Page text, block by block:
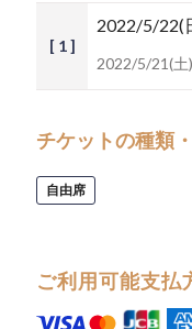
[ 1 ]
2022/5/22(
2022/5/21(土
チケットの種類
自由席
ご利用可能支払